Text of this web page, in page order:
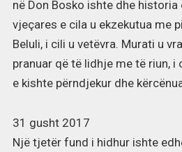
në Don Bosko ishte dhe
vjeçares e cila u ekzekutua me
Beluli, i cili u vetëvra. Murati u
pranuar që të lidhje me të riun, i
e kishte përndjekur dhe
31 gusht 2017
Një tjetër fund i hidhur ishte